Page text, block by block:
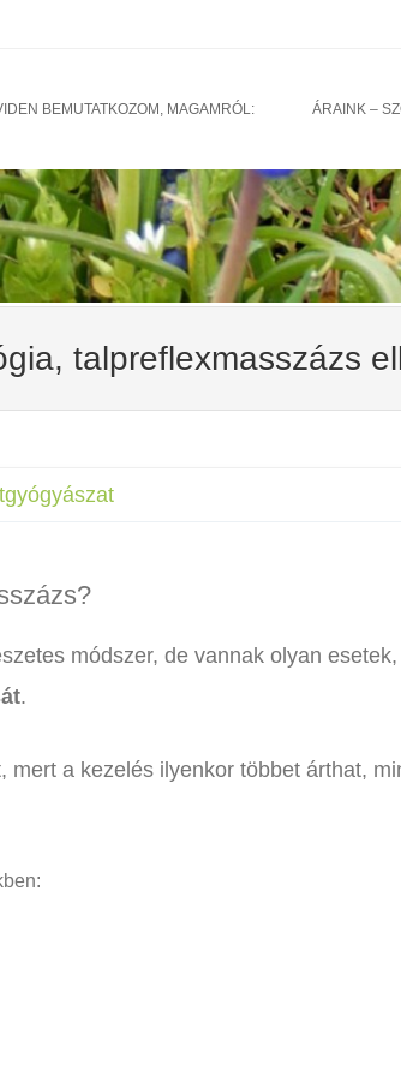
BEMUTATKOZOM, MAGAMRÓL: ÁRAINK –
talpreflexmasszázs
módszer, de vannak olyan
.
mert a kezelés ilyenkor többet árthat,